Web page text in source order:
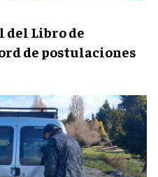
del Libro de
de postulaciones